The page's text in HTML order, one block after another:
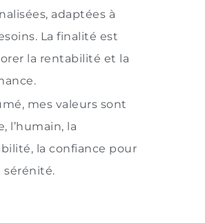
adaptées à
La finalité est
la rentabilité et la
mes valeurs sont
l’humain, la
la confiance pour
sérénité.